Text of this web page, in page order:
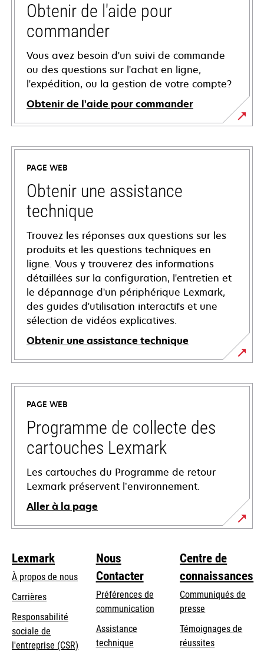
Obtenir de l'aide pour
commander
Vous avez besoin d'un suivi de commande
ou des questions sur l'achat en ligne,
l'expédition, ou la gestion de votre compte?
Obtenir de l'aide pour commander
PAGE WEB
Obtenir une assistance
technique
Trouvez les réponses aux questions sur les
produits et les questions techniques en
ligne. Vous y trouverez des informations
détaillées sur la configuration, l'entretien et
le dépannage d'un périphérique Lexmark,
des guides d'utilisation interactifs et une
sélection de vidéos explicatives.
Obtenir une assistance technique
s’ouvre
dans
nouvel
onglet
PAGE WEB
Programme de collecte des
cartouches Lexmark
Les cartouches du Programme de retour
Lexmark préservent l’environnement.
Aller à la page
Lexmark
À propos de nous
Carrières
s’ouvre
dans
un
Responsabilité
sociale de
l'entreprise (CSR) s’ouvre
Nous
Contacter
Préférences de
communication
s’ouvre
dans
Assistance
techniques’ouvre
Centre de
connaissances
Communiqués de
presse
Témoignages de
réussites